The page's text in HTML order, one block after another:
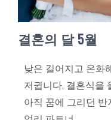
결혼의 달 5월
낮은 길어지고 온화
저귑니다. 결혼식을
아직 꿈에 그리던